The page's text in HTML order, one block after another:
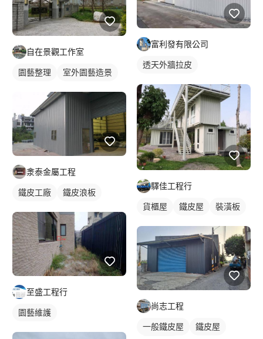
自在景觀工作室
園藝整理 室外園藝造景
淾泰金屬工程
鐵皮工廠 鐵皮浪板
至盛工程行
園藝維護
富利發有限公司
透天外牆拉皮
驛佳工程行
貨櫃屋 鐵皮屋 裝潢板
尚志工程
一般鐵皮屋 鐵皮屋